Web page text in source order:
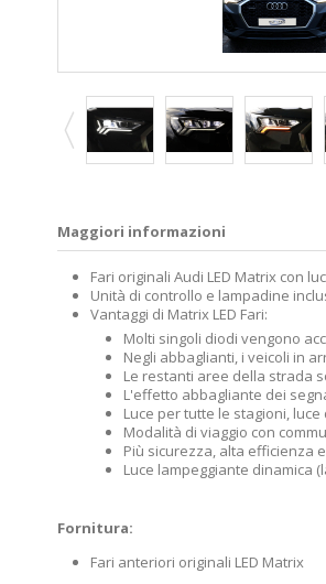
Maggiori informazioni
Fari originali Audi LED Matrix con
Unità di controllo e lampadine
Vantaggi di Matrix LED Fari:
Molti singoli diodi vengono
Negli abbaglianti, i veicoli in
Le restanti aree della strada
L'effetto abbagliante dei
Luce per tutte le stagioni,
Modalità di viaggio con
Più sicurezza, alta efficienza
Luce lampeggiante dinamica
Fornitura:
Fari anteriori originali LED Matrix